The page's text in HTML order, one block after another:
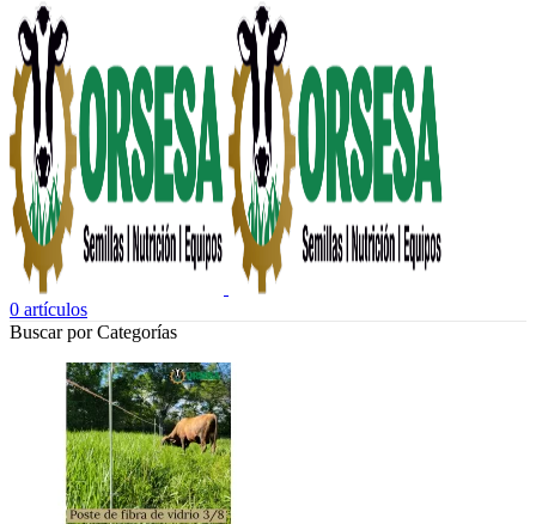
0 artículos
Buscar por Categorías